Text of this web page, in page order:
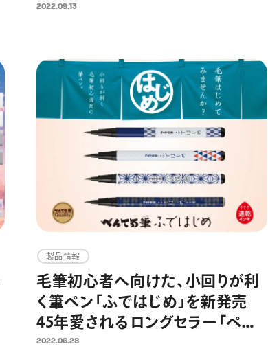
もしっかりキレイに描ける、心とき
2022.09.13
製品情報
毛筆初心者へ向けた、小回りが利
く筆ペン「ふではじめ」を新発売
45年愛されるロングセラー「ぺん
てる筆シリーズ」より 2022年7月
2022.06.28